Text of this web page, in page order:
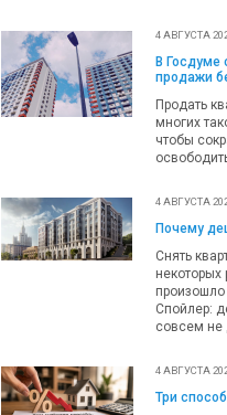
4 АВГУСТА
В Госдуме
продажи
Продать
многих
чтобы
4 АВГУСТА
Почему
Снять
некоторых
Спойлер:
совсем не
4 АВГУСТА
Три